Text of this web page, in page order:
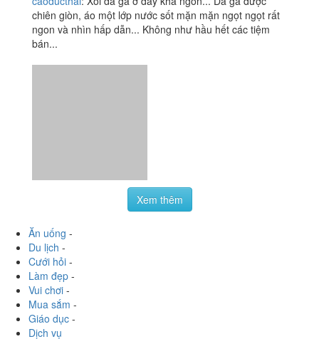
chiên giòn, áo một lớp nước sốt mặn mặn ngọt ngọt rất
ngon và nhìn hấp dẫn... Không như hầu hết các tiệm
bán...
Xem thêm
Ăn uống -
Du lịch -
Cưới hỏi -
Làm đẹp -
Vui chơi -
Mua sắm -
Giáo dục -
Dịch vụ